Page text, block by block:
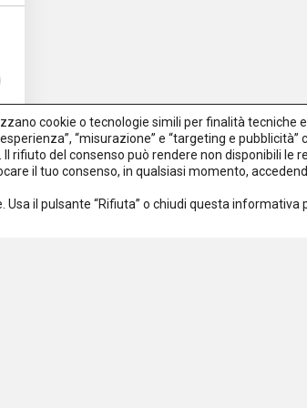
cookie o tecnologie simili per finalità tecniche
“misurazione” e “targeting e pubblicità”
. Il rifiuto del consenso può rendere non disponibili le
il tuo consenso, in qualsiasi momento,
Usa il pulsante “Rifiuta” o chiudi questa informativa